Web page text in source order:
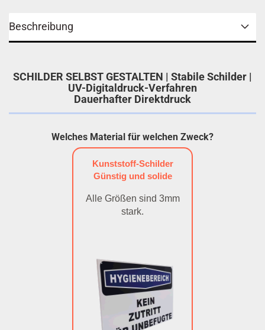
Beschreibung
SCHILDER SELBST GESTALTEN | Stabile Schilder |
UV-Digitaldruck-Verfahren
Dauerhafter Direktdruck
Welches Material für welchen Zweck?
Kunststoff-Schilder
Günstig und solide
Alle Größen sind 3mm
stark.